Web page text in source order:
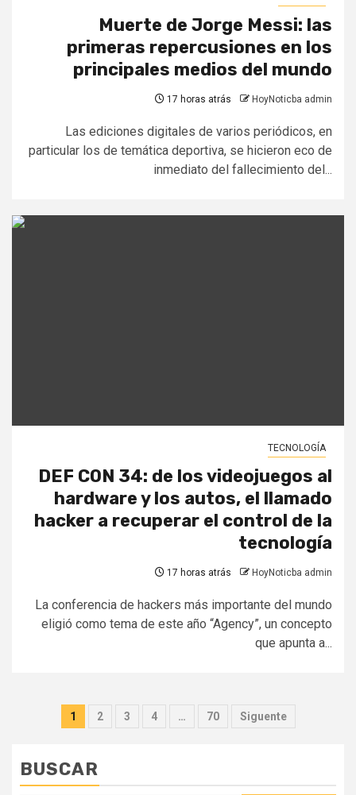
Muerte de Jorge Messi: las
primeras repercusiones en los
principales medios del mundo
17 horas atrás HoyNoticba admin
Las ediciones digitales de varios periódicos, en
particular los de temática deportiva, se hicieron eco de
inmediato del fallecimiento del...
TECNOLOGÍA
DEF CON 34: de los videojuegos al
hardware y los autos, el llamado
hacker a recuperar el control de la
tecnología
17 horas atrás HoyNoticba admin
La conferencia de hackers más importante del mundo
eligió como tema de este año “Agency”, un concepto
que apunta a...
Paginación
entradas
1 2 3 4 … 70 Siguente
BUSCAR